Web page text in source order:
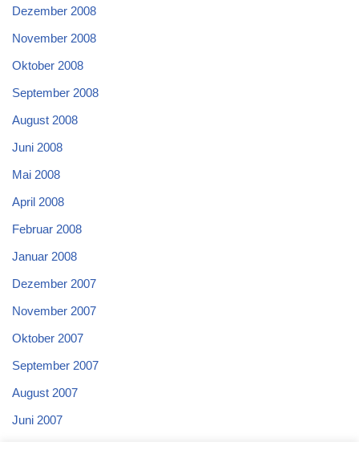
Dezember 2008
November 2008
Oktober 2008
September 2008
August 2008
Juni 2008
Mai 2008
April 2008
Februar 2008
Januar 2008
Dezember 2007
November 2007
Oktober 2007
September 2007
August 2007
Juni 2007